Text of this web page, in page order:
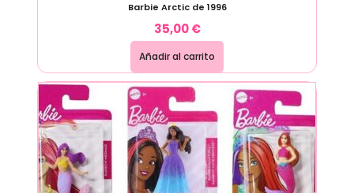
Barbie Arctic de 1996
35,00€
Añadir al carrito